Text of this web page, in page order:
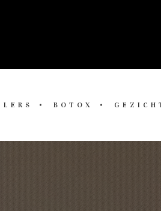
BOTOX